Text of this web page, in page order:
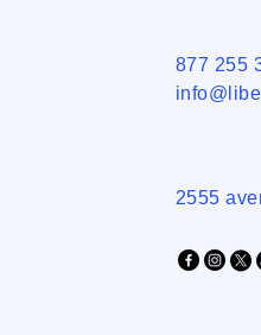
877 255
2555